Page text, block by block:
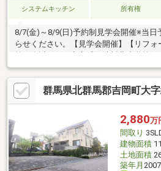
システムキッチン 所有権
8/7(金)～8/9(日)予約制見学会開催※当日
らせください。【見学会開催】【リフォ
川北中学校まで140ｍ（徒歩2分）の立地
群馬県北群馬郡吉岡町大
2,880万
間取り
建物面積
土地面積
築年月